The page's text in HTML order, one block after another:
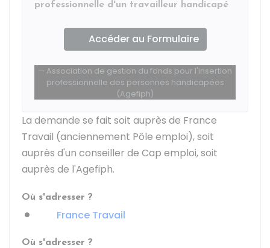
professionnelle d'un travailleur handicapé
Accéder au Formulaire
Association de gestion du fonds pour l'insertion
professionnelle des personnes handicapées
(Agefiph)
La demande se fait soit auprès de France
Travail (anciennement Pôle emploi), soit
auprès d'un conseiller de Cap emploi, soit
auprès de l'Agefiph.
Où s'adresser ?
France Travail
Où s'adresser ?